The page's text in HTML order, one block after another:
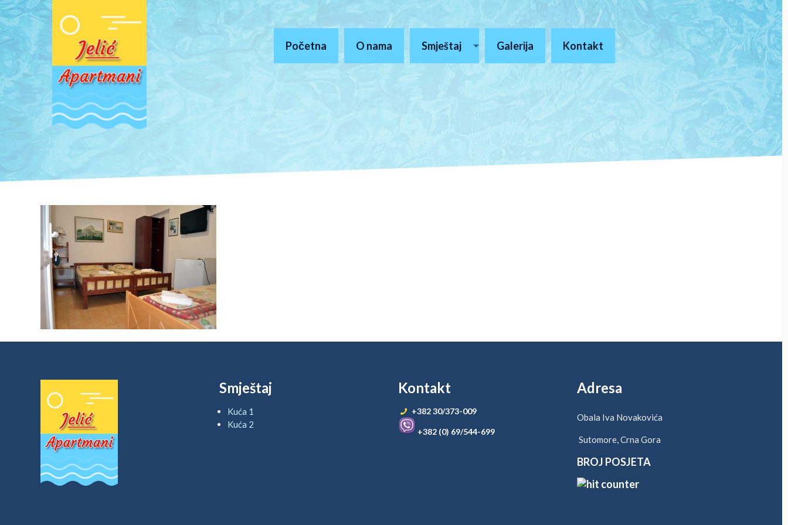
Početna O nama Smještaj Galerija Kontakt
Smještaj
Kuća 1
Kuća 2
Kontakt
+382 30/373-009
+382 (0) 69/544-699
Adresa
Obala Iva Novakovića
Sutomore, Crna Gora
BROJ POSJETA